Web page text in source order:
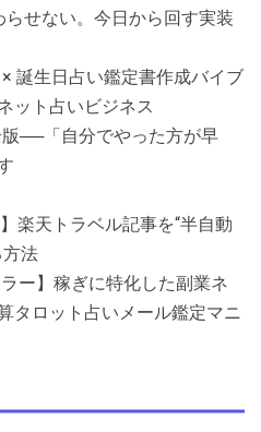
らせない。今日から回す実装
誕生日占い鑑定書作成バイブ
ット占いビジネス
──「自分でやった方が早
楽天トラベル記事を“半自動
法
ー】稼ぎに特化した副業ネ
タロット占いメール鑑定マニ